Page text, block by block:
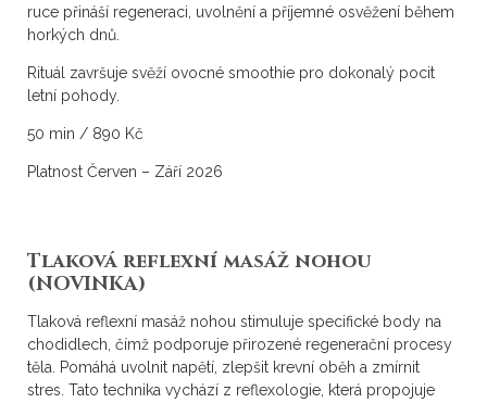
ruce přináší regeneraci, uvolnění a příjemné osvěžení během
horkých dnů.
Rituál završuje svěží ovocné smoothie pro dokonalý pocit
letní pohody.
50 min / 890 Kč
Platnost Červen – Září 2026
Tlaková reflexní masáž nohou
(NOVINKA)
Tlaková reflexní masáž nohou stimuluje specifické body na
chodidlech, čímž podporuje přirozené regenerační procesy
těla. Pomáhá uvolnit napětí, zlepšit krevní oběh a zmírnit
stres. Tato technika vychází z reflexologie, která propojuje